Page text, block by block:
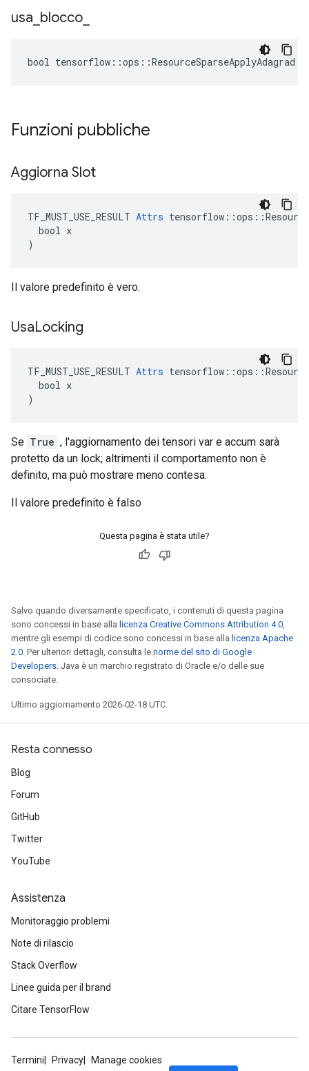
usa blocco
bool
Funzioni pubbliche
Aggiorna Slot
TF_MUST_USE_RESULT Attrs
  bool x
)
Il valore predefinito è vero.
UsaLocking
TF_MUST_USE_RESULT Attrs
  bool x
)
Se True , l'aggiornamento dei tensori var e accum sarà
protetto da un lock; altrimenti il ​​comportamento non è
definito, ma può mostrare meno contesa.
Il valore predefinito è falso
Questa pagina è stata utile?
Salvo quando diversamente specificato, i contenuti di questa pagina
sono concessi in base alla licenza Creative Commons Attribution 4.0,
mentre gli esempi di codice sono concessi in base alla licenza Apache
2.0. Per ulteriori dettagli, consulta le norme del sito di Google
Developers. Java è un marchio registrato di Oracle e/o delle sue
consociate.
Ultimo aggiornamento 2026-02-18 UTC.
Resta connesso
Blog
Forum
GitHub
Twitter
YouTube
Assistenza
Monitoraggio problemi
Note di rilascio
Stack Overflow
Linee guida per il brand
Citare TensorFlow
Termini Privacy Manage cookies